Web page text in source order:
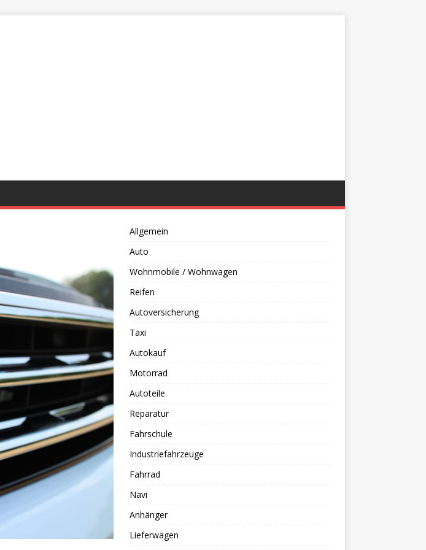
Allgemein
Auto
Wohnmobile / Wohnwagen
Reifen
Autoversicherung
Taxi
Autokauf
Motorrad
Autoteile
Reparatur
Fahrschule
Industriefahrzeuge
Fahrrad
Navi
Anhänger
Lieferwagen